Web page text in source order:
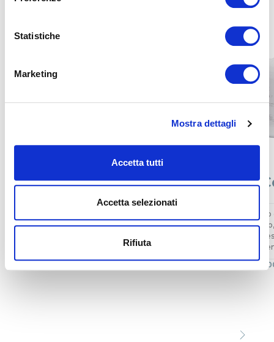
Statistiche
Marketing
Mostra dettagli
Accetta tutti
Accetta selezionati
Rifiuta
Correlati
Sogno Lenzuolo Sotto
di respirare per un riposo rigenerante.
Raso di
Realizzato in
lucente e
estremamente
elegante ed
A partire da